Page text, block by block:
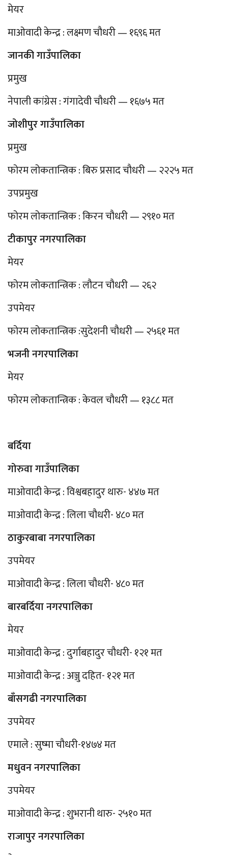
मेयर
माओवादी केन्द्र : लक्ष्मण चौधरी — १६९६ मत
जानकी गाउँपालिका
प्रमुख
नेपाली कांग्रेस : गंगादेवी चौधरी — १६७५ मत
जोशीपुर गाउँपालिका
प्रमुख
फोरम लोकतान्त्रिक : बिरु प्रसाद चौधरी — २२२५ मत
उपप्रमुख
फोरम लोकतान्त्रिक : किरन चौधरी — २९१० मत
टीकापुर नगरपालिका
मेयर
फोरम लोकतान्त्रिक : लौटन चौधरी — २६२
उपमेयर
फोरम लोकतान्त्रिक :सुदेशनी चौधरी — २५६१ मत
भजनी नगरपालिका
मेयर
फोरम लोकतान्त्रिक : केवल चौधरी — १३८८ मत
बर्दिया
गोरुवा गाउँपालिका
माओवादी केन्द्र : विश्वबहादुर थारु- ४४७ मत
माओवादी केन्द्र : लिला चौधरी- ४८० मत
ठाकुरबाबा नगरपालिका
उपमेयर
माओवादी केन्द्र : लिला चौधरी- ४८० मत
बारबर्दिया नगरपालिका
मेयर
माओवादी केन्द्र : दुर्गाबहादुर चौधरी- १२१ मत
माओवादी केन्द्र : अञ्जु दहित- १२१ मत
बाँसगढी नगरपालिका
उपमेयर
एमाले : सुष्मा चौधरी-१४७४ मत
मधुवन नगरपालिका
उपमेयर
माओवादी केन्द्र : शुभरानी थारु- २५१० मत
राजापुर नगरपालिका